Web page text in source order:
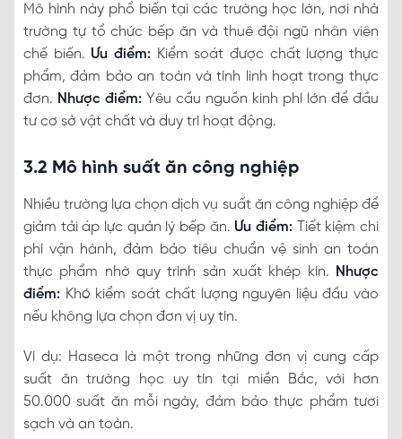
Mô hình này phổ biến tại các trường học lớn, nơi nhà
trường tự tổ chức bếp ăn và thuê đội ngũ nhân viên
chế biến. Ưu điểm:Kiểm soát được chất lượng thực
phẩm, đảm bảo an toàn và tính linh hoạt trong thực
đơn. Nhược điểm: Yêu cầu nguồn kinh phí lớn để đầu
tư cơ sở vật chất và duy trì hoạt động.
3.2 Mô hình suất ăn công nghiệp
Nhiều trường lựa chọn dịch vụ suất ăn công nghiệp để
giảm tải áp lực quản lý bếp ăn. Ưu điểm:Tiết kiệm chi
phí vận hành, đảm bảo tiêu chuẩn vệ sinh an toàn
thực phẩm nhờ quy trình sản xuất khép kín.
Nhược
điểm: Khó kiểm soát chất lượng nguyên liệu đầu vào
nếu không lựa chọn đơn vị uy tín.
Ví dụ: Haseca là một trong những đơn vị cung cấp
suất ăn trường học uy tín tại miền Bắc, với hơn
50.000 suất ăn mỗi ngày, đảm bảo thực phẩm tươi
sạch và an toàn.